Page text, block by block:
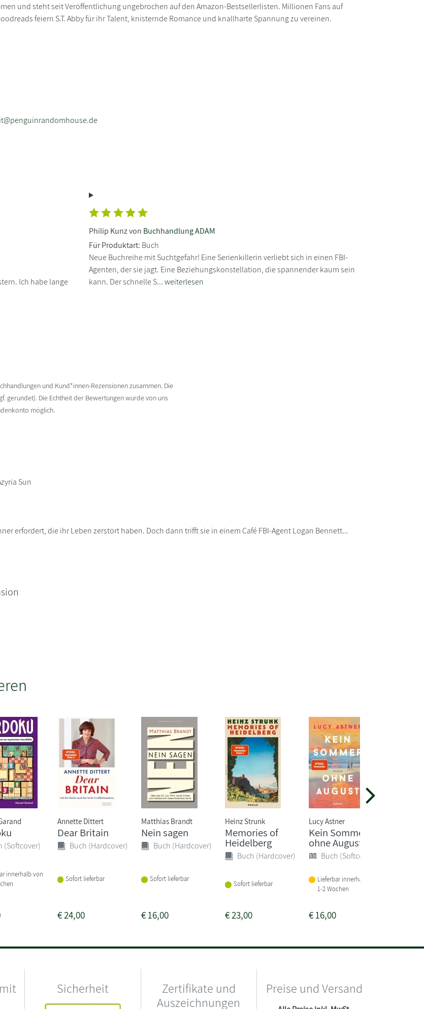
und steht seit Veröffentlichung ungebrochen auf den Amazon-Bestsellerlisten. Millionen Fans auf
feiern S.T. Abby für ihr Talent, knisternde Romance und knallharte Spannung zu vereinen.
Ich habe lange
Philip Kunz von Buchhandlung ADAM
Für Produktart: Buch
Neue Buchreihe mit Suchtgefahr! Eine Serienkillerin verliebt sich in einen FBI-
Agenten, der sie jagt. Eine Beziehungskonstellation, die spannender kaum sein
kann. Der schnelle S...weiterlesen
und Kund*innen-Rezensionen zusammen. Die
gerundet). Die Echtheit der Bewertungen wurde von uns
möglich.
Sun
erfordert, die ihr Leben zerstört haben. Doch dann trifft sie in einem Café FBI-Agent Logan Bennett...
(Softcover)
innerhalb von
Annette Dittert
Dear Britain
Buch (Hardcover)
Sofort lieferbar
€24,00
Matthias Brandt
Nein sagen
Buch (Hardcover)
Sofort lieferbar
€16,00
Heinz Strunk
Memories of
Heidelberg
Buch (Hardcover)
Sofort lieferbar
€23,00
Lucy Astner
Kein Sommer
ohne August
Buch (Softcover)
Lieferbar innerhalb von
1-2 Wochen
€16,00
Sicherheit
Zertifikate und
Auszeichnungen
Preise und Versand